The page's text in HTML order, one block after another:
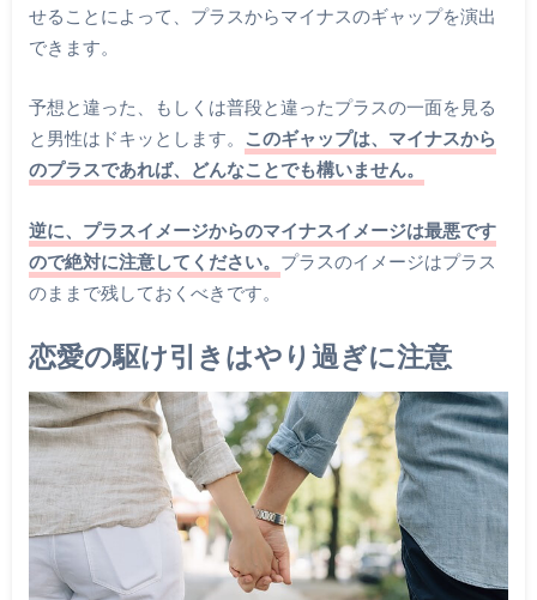
せることによって、プラスからマイナスのギャップを演出
できます。
予想と違った、もしくは普段と違ったプラスの一面を見る
と男性はドキッとします。 このギャップは、マイナスから
のプラスであれば、どんなことでも構いません。
逆に、プラスイメージからのマイナスイメージは最悪です
ので絶対に注意してください。 プラスのイメージはプラス
のままで残しておくべきです。
恋愛の駆け引きはやり過ぎに注意